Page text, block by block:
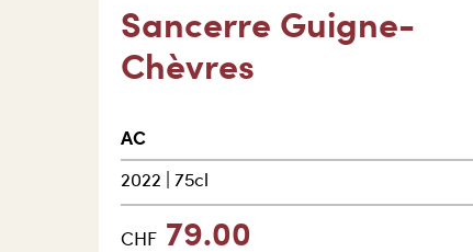
Sancerre Guigne-
Chèvres
AC
2022 75cl
CHF 79.00